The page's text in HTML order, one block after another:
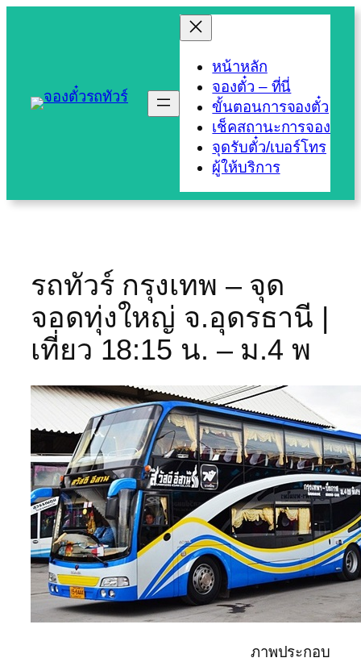
หน้าหลัก
จองตั๋ว – ที่นี่
ขั้นตอนการจองตั๋ว
เช็คสถานะการจอง
จุดรับตั๋ว/เบอร์โทร
ผู้ให้บริการ
รถทัวร์ กรุงเทพ – จุด
จอดทุ่งใหญ่ จ.อุดรธานี |
เที่ยว 18:15 น. – ม.4 พ
ภาพประกอบ